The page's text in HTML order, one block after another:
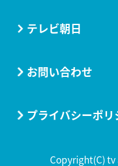
テレビ朝日
お問い合わせ
プライバシーポリ
Copyright(C)